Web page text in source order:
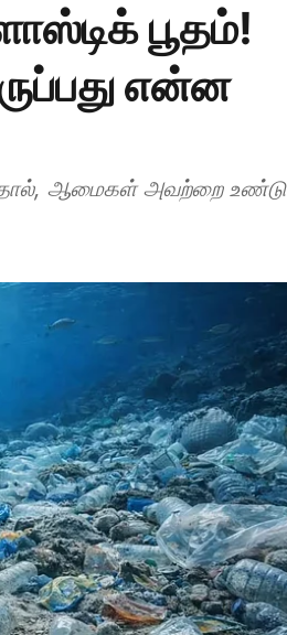
பூதம்!
என்ன
ஆமைகள் அவற்றை உண்டு